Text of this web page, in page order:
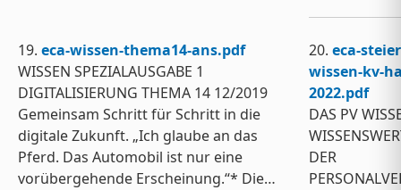
19. eca-wissen-thema14-ans.pdf
WISSEN SPEZIALAUSGABE 1
DIGITALISIERUNG THEMA 14 12/2019
Gemeinsam Schritt für Schritt in die
digitale Zukunft. „Ich glaube an das
Pferd. Das Automobil ist nur eine
vorübergehende Erscheinung.“* Die…
20. eca-
wissen-kv-
2022.pdf
DAS PV
DER